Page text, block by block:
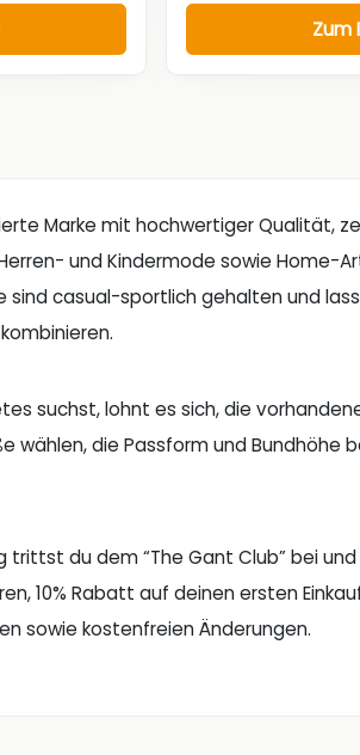
Zum
Marke mit hochwertiger Qualität,
und Kindermode sowie Home-
sind casual-sportlich gehalten und
suchst, lohnt es sich, die
wählen, die Passform und
trittst du dem “The Gant Club” bei
10% Rabatt auf deinen ersten
sowie kostenfreien Änderungen.